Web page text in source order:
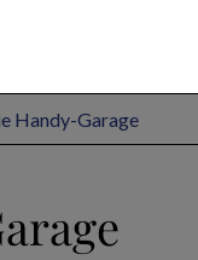
Handy-Garage